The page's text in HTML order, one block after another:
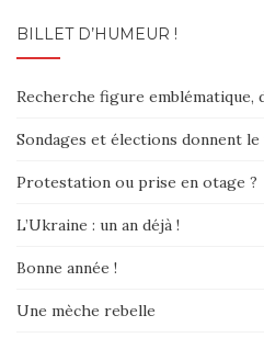
BILLET D’HUMEUR !
Recherche figure emblématique,
Sondages et élections donnent
Protestation ou prise en otage ?
L’Ukraine : un an déjà !
Bonne année !
Une mèche rebelle